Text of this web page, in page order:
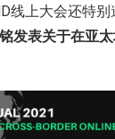
线上大会还特别
发表关于在亚